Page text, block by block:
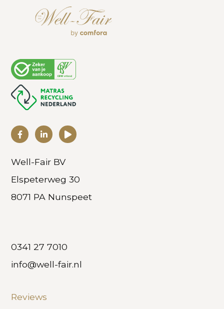
Well-Fair BV
Elspeterweg 30
8071 PA Nunspeet
0341 27 7010
info@well-fair.nl
Reviews